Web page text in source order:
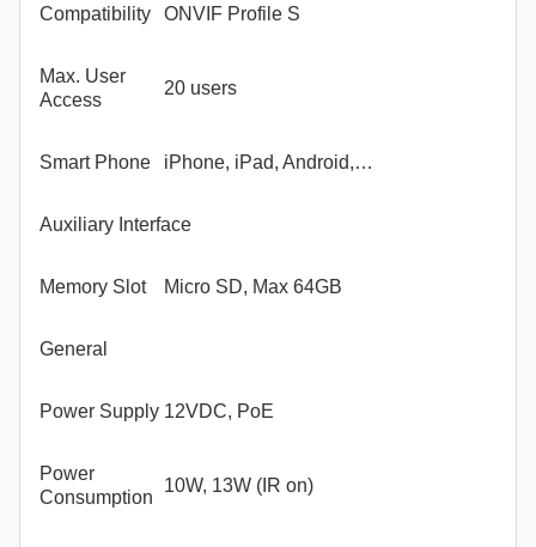
Compatibility ONVIF Profile S
Max. User
Access
20 users
Smart Phone iPhone, iPad, Android,…
Auxiliary Interface
Memory Slot Micro SD, Max 64GB
General
Power Supply 12VDC, PoE
Power
Consumption
10W, 13W (IR on)